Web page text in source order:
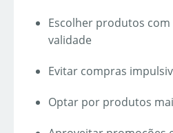
Escolher produtos
validade
Evitar compras
Optar por produtos